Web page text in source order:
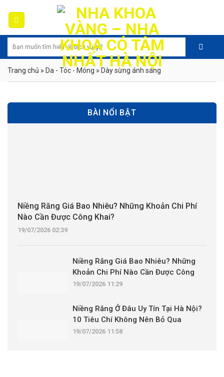
content
Trang chủ » Da - Tóc - Móng » Dày sừng ánh sáng
BÀI NỔI BẬT
Niềng Răng Giá Bao Nhiêu? Những Khoản Chi Phí
Nào Cần Được Công Khai?
19/07/2026 02:39
Niềng Răng Giá Bao Nhiêu? Những
Khoản Chi Phí Nào Cần Được Công
Khai?
19/07/2026 11:29
Niềng Răng Ở Đâu Uy Tín Tại Hà Nội?
10 Tiêu Chí Không Nên Bỏ Qua
19/07/2026 11:58